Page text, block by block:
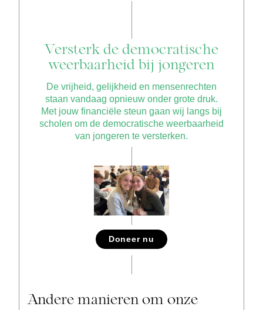
Versterk de democratische
weerbaarheid bij jongeren
De vrijheid, gelijkheid en mensenrechten
staan vandaag opnieuw onder grote druk.
Met jouw financiële steun gaan wij langs bij
scholen om de democratische weerbaarheid
van jongeren te versterken.
Doneer nu
Andere manieren om onze